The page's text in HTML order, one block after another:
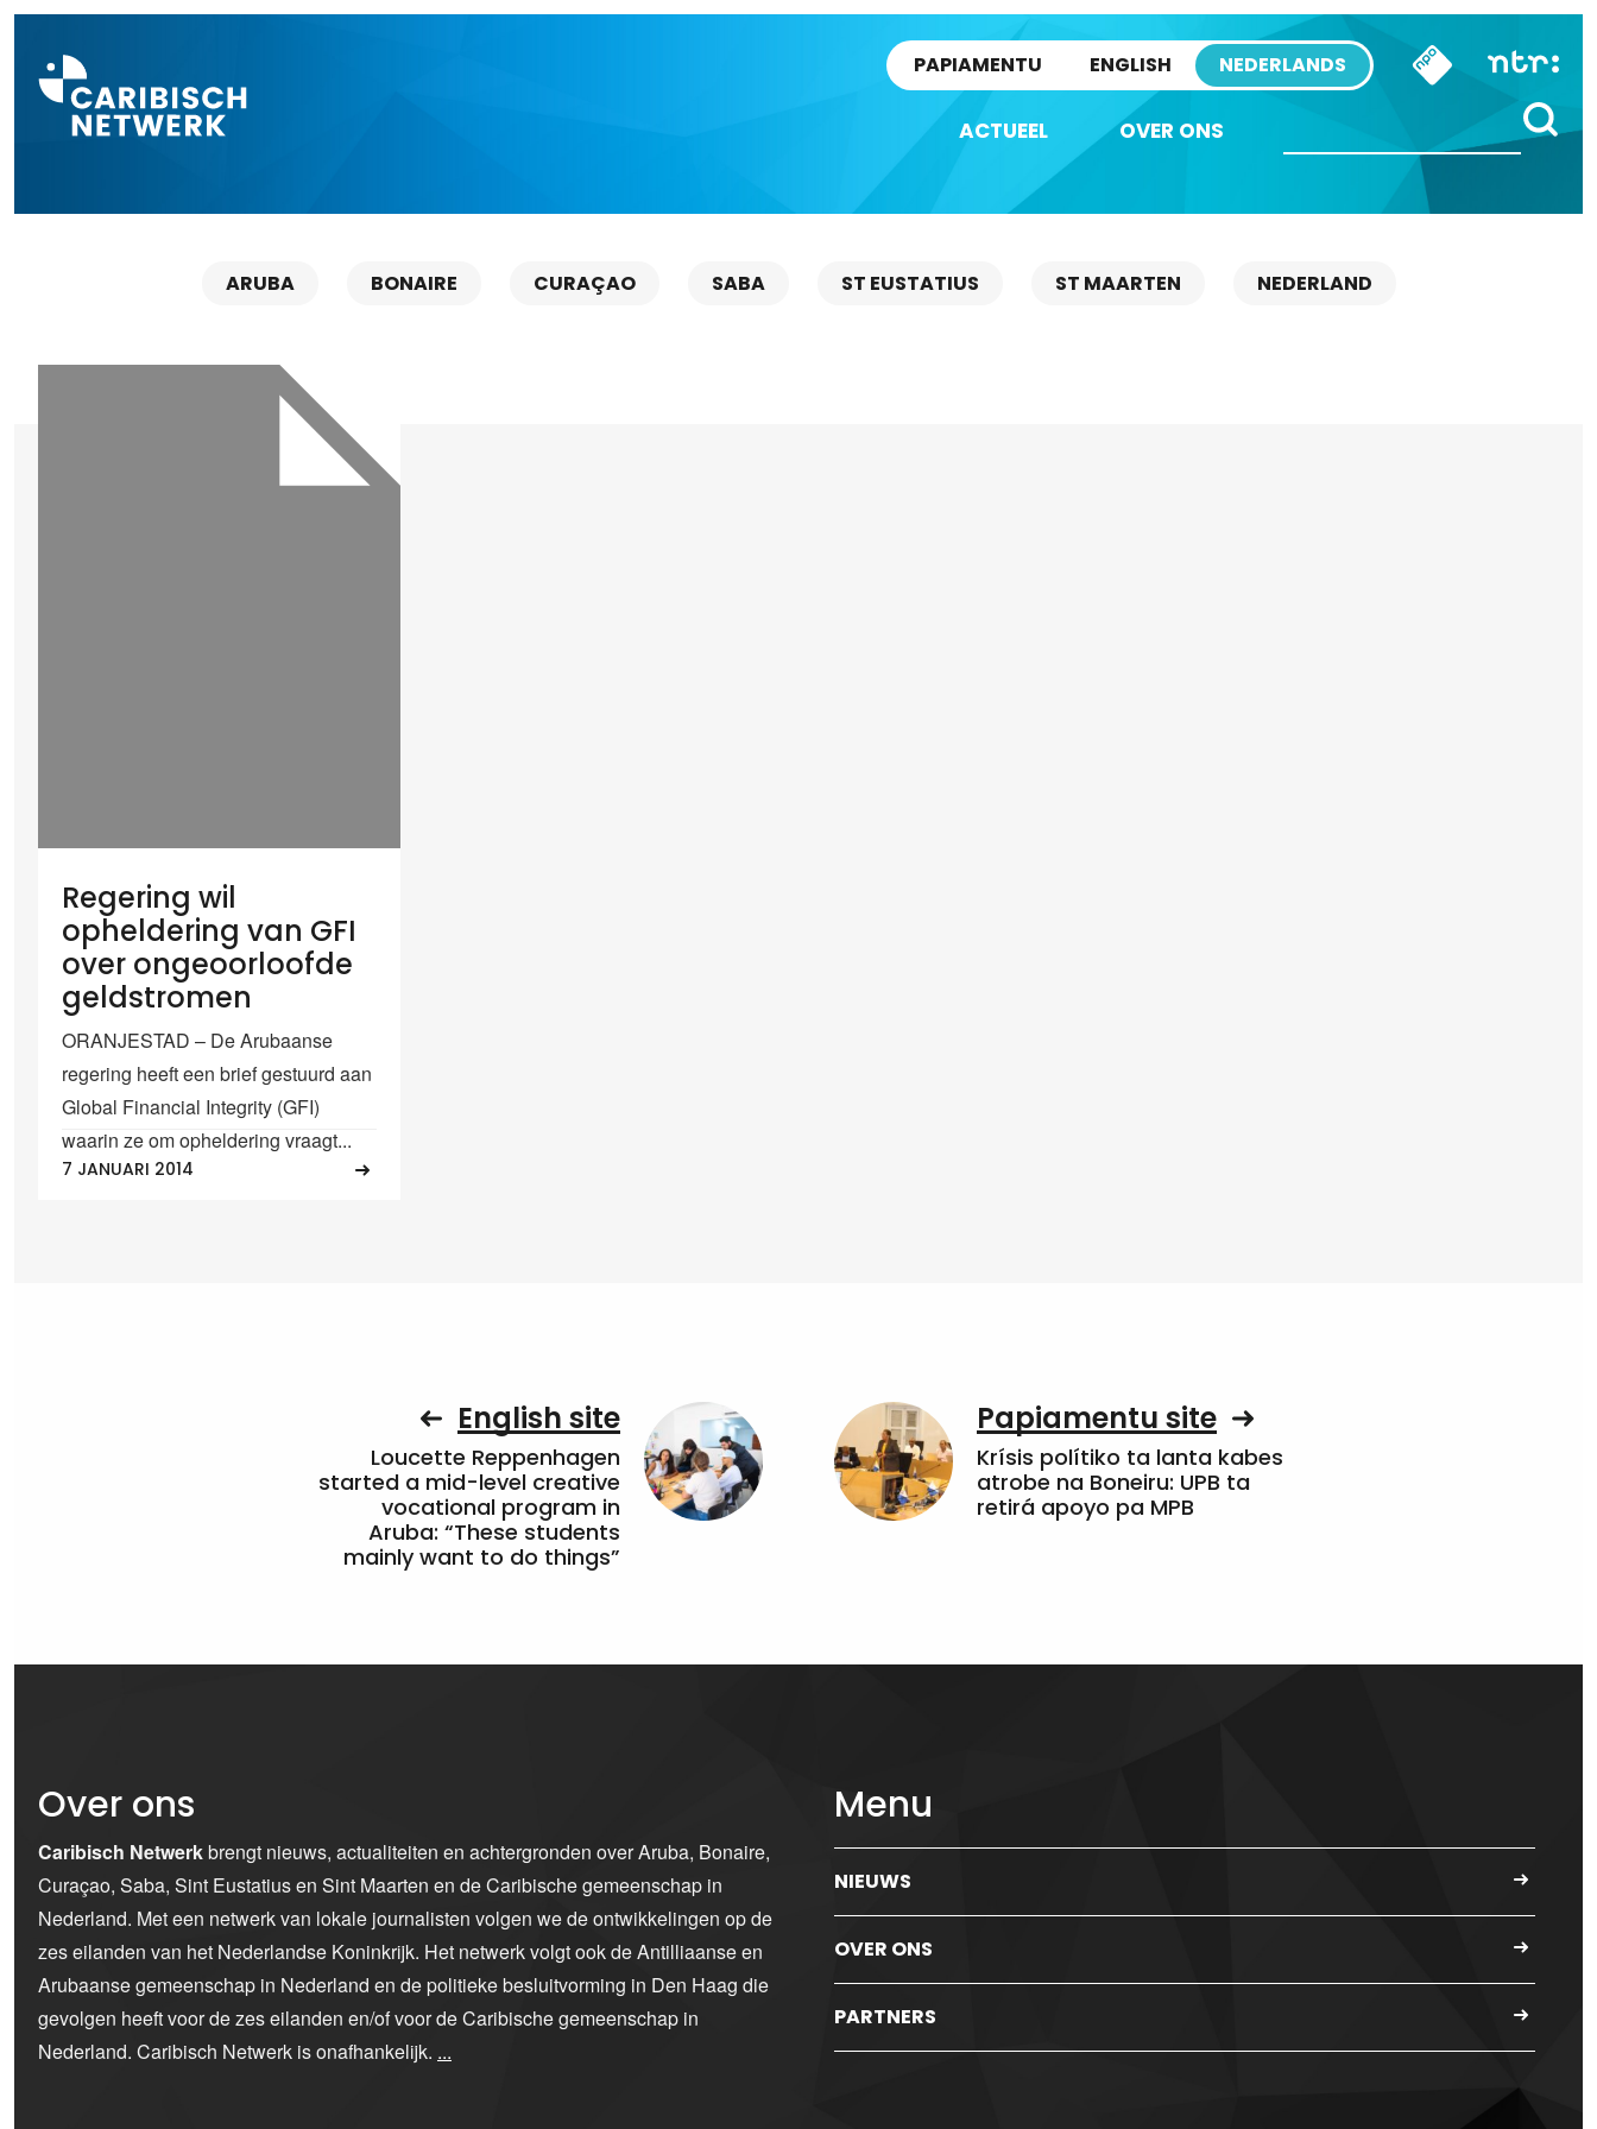
PAPIAMENTU ENGLISH NEDERLANDS
ACTUEEL OVER ONS
ARUBA BONAIRE CURAÇAO SABA ST EUSTATIUS ST MAARTEN NEDERLAND
Regering wil
opheldering van GFI
over ongeoorloofde
geldstromen
ORANJESTAD – De Arubaanse
regering heeft een brief gestuurd aan
Global Financial Integrity (GFI)
waarin ze om opheldering vraagt...
7 JANUARI 2014
English site
Loucette Reppenhagen
started a mid-level creative
vocational program in
Aruba: “These students
mainly want to do things”
Papiamentu site
Krísis polítiko ta lanta kabes
atrobe na Boneiru: UPB ta
retirá apoyo pa MPB
Over ons
Caribisch Netwerkbrengt nieuws, actualiteiten en achtergronden over Aruba, Bonaire,
Curaçao, Saba, Sint Eustatius en Sint Maarten en de Caribische gemeenschap in
Nederland. Met een netwerk van lokale journalisten volgen we de ontwikkelingen op de
zes eilanden van het Nederlandse Koninkrijk. Het netwerk volgt ook de Antilliaanse en
Arubaanse gemeenschap in Nederland en de politieke besluitvorming in Den Haag die
gevolgen heeft voor de zes eilanden en/of voor de Caribische gemeenschap in
Nederland. Caribisch Netwerk is onafhankelijk. ...
Menu
NIEUWS
OVER ONS
PARTNERS